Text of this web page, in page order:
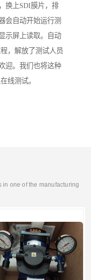
换上SDI膜片，排
会自动开始运行测
示屏上读取。自动
，解放了测试人员
迎。我们也将这种
线测试。
one of the manufacturing